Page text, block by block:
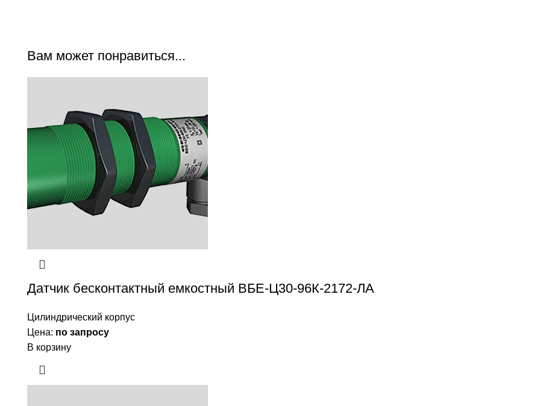
Вам может понравиться...
Датчик бесконтактный емкостный ВБЕ-Ц30-96К-2172-ЛА
Цилиндрический корпус
Цена: по запросу
В корзину